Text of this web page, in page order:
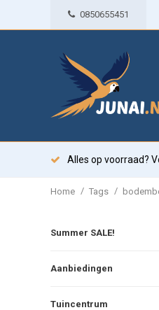
0850655451
Alles op voorraad?
Home / Tags /
Summer SALE!
Aanbiedingen
Tuincentrum